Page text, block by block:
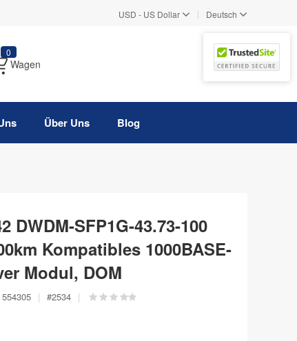
USD - US Dollar | Deutsch
0
Wagen
Über Uns Blog
DWDM-SFP1G-43.73-100
Kompatibles 1000BASE-
Modul, DOM
554305 | #2534 |